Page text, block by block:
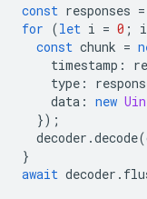
const responses =
for (let i = 0 ; i
const chunk =
timestamp :
type :
data : new
});
decoder .decode(
}
await decoder .